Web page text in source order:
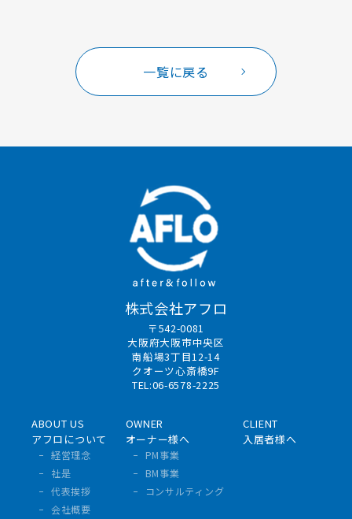
一覧に戻る
株式会社アフロ
〒542-0081
大阪府大阪市中央区
南船場3丁目12-14
クオーツ心斎橋9F
TEL:06-6578-2225
ABOUT US
アフロについて
経営理念
社是
代表挨拶
会社概要
OWNER
オーナー様へ
PM事業
BM事業
コンサルティング
CLIENT
入居者様へ